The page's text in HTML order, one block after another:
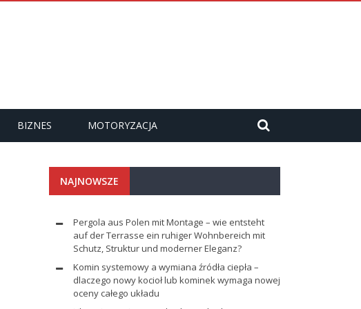
BIZNES MOTORYZACJA
NAJNOWSZE
Pergola aus Polen mit Montage – wie entsteht
auf der Terrasse ein ruhiger Wohnbereich mit
Schutz, Struktur und moderner Eleganz?
Komin systemowy a wymiana źródła ciepła –
dlaczego nowy kocioł lub kominek wymaga nowej
oceny całego układu